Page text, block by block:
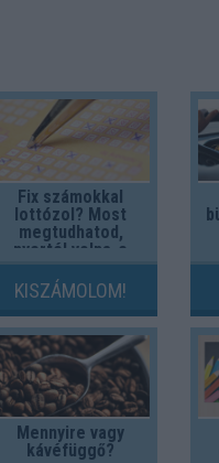
Fix számokkal
lottózol? Most
megtudhatod,
nyertél volna-e
valaha!
KISZÁMOLOM!
Mennyire vagy
kávéfüggő?